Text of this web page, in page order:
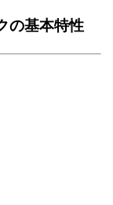
の基本特性